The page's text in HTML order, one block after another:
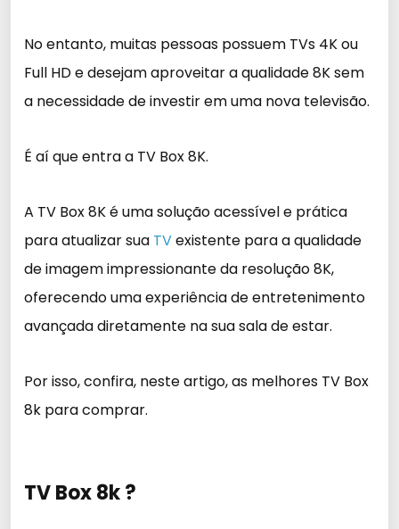
No entanto, muitas pessoas possuem TVs 4K ou
Full HD e desejam aproveitar a qualidade 8K sem
a necessidade de investir em uma nova televisão.
É aí que entra a TV Box 8K.
A TV Box 8K é uma solução acessível e prática
para atualizar sua TVexistente para a qualidade
de imagem impressionante da resolução 8K,
oferecendo uma experiência de entretenimento
avançada diretamente na sua sala de estar.
Por isso, confira, neste artigo, as melhores TV Box
8k para comprar.
TV Box 8k ?